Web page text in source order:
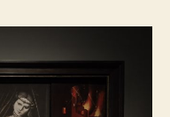
r